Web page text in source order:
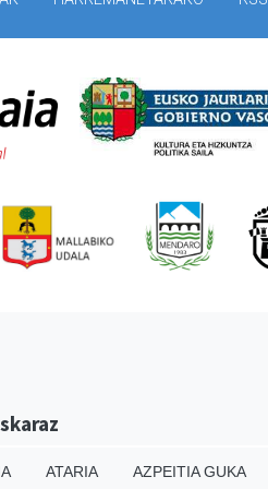
ATARIA AZPEITIA GUKA